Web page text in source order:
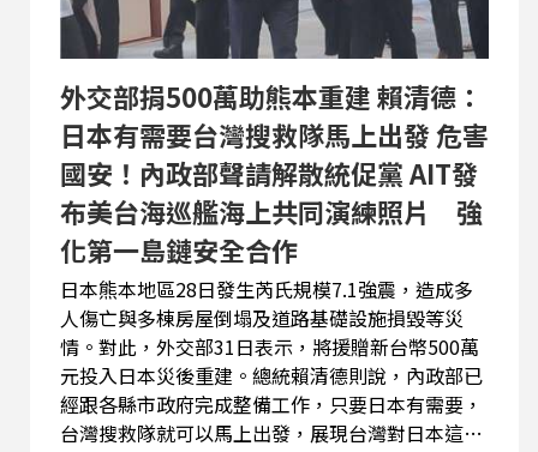
機，由李世宗長子李易儒以疫苗掮客身分接觸慈
濟，謊稱已協助鴻海、台積電採購，以此騙取高達
3,000萬美元（約台幣10.6億元）顧問費...
外交部捐500萬助熊本重建 賴清德：
日本有需要台灣搜救隊馬上出發 危害
國安！內政部聲請解散統促黨 AIT發
布美台海巡艦海上共同演練照片 強
化第一島鏈安全合作
日本熊本地區28日發生芮氏規模7.1強震，造成多
人傷亡與多棟房屋倒塌及道路基礎設施損毀等災
情。對此，外交部31日表示，將援贈新台幣500萬
元投入日本災後重建。總統賴清德則說，內政部已
經跟各縣市政府完成整備工作，只要日本有需要，
台灣搜救隊就可以馬上出發，展現台灣對日本這次